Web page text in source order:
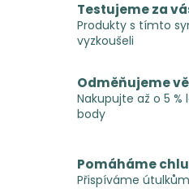
Testujeme za
Produkty s tímto
vyzkoušeli
Odměňujeme
Nakupujte až o 5
body
Pomáháme
Přispíváme